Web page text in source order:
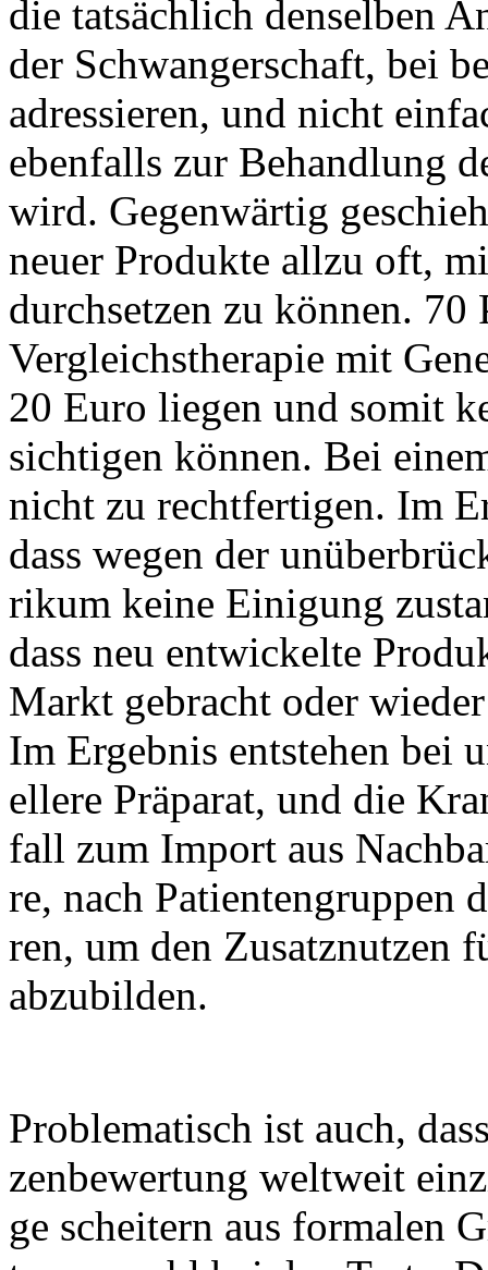
die tat­säch­lich den­sel­ben
der Schwan­ger­schaft, bei
adres­sie­ren, und nicht
eben­falls zur Be­hand­lung
wird. Ge­gen­wär­tig
neu­er Pro­duk­te all­zu oft,
durch­set­zen zu kön­nen. 70
Ver­gleichs­the­ra­pie mit
20 Eu­ro lie­gen und so­mit
sich­ti­gen kön­nen. Bei
nicht zu recht­fer­ti­gen. Im
dass we­gen der
ri­kum kei­ne Ei­ni­gung
dass neu ent­wi­ckel­te
Markt ge­bracht oder
Im Er­geb­nis ent­ste­hen bei
el­le­re Prä­pa­rat, und die
fall zum Im­port aus
re, nach Pa­ti­en­ten­grup­pen
ren, um den Zu­satz­nut­zen
ab­zu­bil­den.
Pro­ble­ma­tisch ist auch,
zen­be­wer­tung welt­weit
ge schei­tern aus for­ma­len